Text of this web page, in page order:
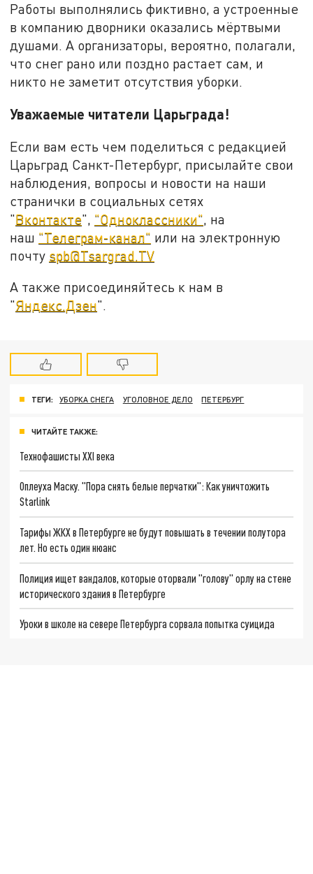
Работы выполнялись фиктивно, а устроенные
в компанию дворники оказались мёртвыми
душами. А организаторы, вероятно, полагали,
что снег рано или поздно растает сам, и
никто не заметит отсутствия уборки.
Уважаемые читатели Царьграда!
Если вам есть чем поделиться с редакцией
Царьград Санкт-Петербург, присылайте свои
наблюдения, вопросы и новости на наши
странички в социальных сетях
"Вконтакте", "Одноклассники" , на
наш "Телеграм-канал" или на электронную
почту spb@Tsargrad.TV
А также присоединяйтесь к нам в
"Яндекс.Дзен".
ТЕГИ: УБОРКА СНЕГА УГОЛОВНОЕ ДЕЛО ПЕТЕРБУРГ
ЧИТАЙТЕ ТАКЖЕ:
Технофашисты XXI века
Оплеуха Маску. "Пора снять белые перчатки": Как уничтожить
Starlink
Тарифы ЖКХ в Петербурге не будут повышать в течении полутора
лет. Но есть один нюанс
Полиция ищет вандалов, которые оторвали "голову" орлу на стене
исторического здания в Петербурге
Уроки в школе на севере Петербурга сорвала попытка суицида